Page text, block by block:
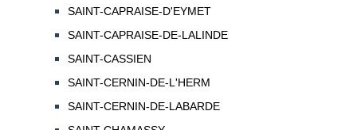
SAINT-CAPRAISE-D'EYMET
SAINT-CAPRAISE-DE-LALINDE
SAINT-CASSIEN
SAINT-CERNIN-DE-L'HERM
SAINT-CERNIN-DE-LABARDE